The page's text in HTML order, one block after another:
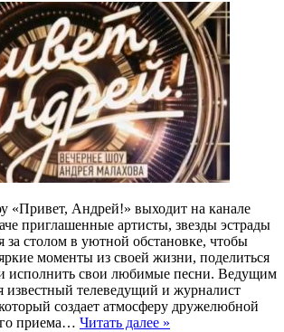
«Привет, Андрей!» выходит на канале
приглашенные артисты, звезды эстрады
за столом в уютной обстановке, чтобы
моменты из своей жизни, поделиться
исполнить свои любимые песни. Ведущим
известный телеведущий и журналист
создает атмосферу дружелюбной
приема… Читать далее »